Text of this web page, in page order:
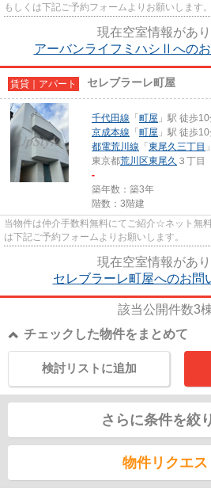
もしくは下記ご予約フォームよりお願いします。
現在空室情報があり
アーバンライフミハシⅡへの
賃貸｜アパート セレブラーレ町屋
千代田線 「 町屋 」駅 徒歩
京成本線 「 町屋 」駅 徒歩
都電荒川線 「 東尾久三丁目
東京都荒川区東尾久 ３丁目
-
築年数：築3年
階数：3階建
当物件は仲介手数料無料にてご紹介☆ネット無
は下記ご予約フォームよりお願いします。
現在空室情報があり
セレブラーレ町屋へのお問
該当公開件数3
チェックした物件をまとめて
検討リストに追加
さらに条件を絞
物件リクエス